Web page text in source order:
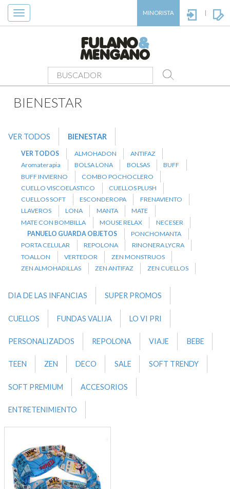
Toggle
navigation
MINORISTA
BIENESTAR>PANUELO GUARDA OBJETOS
BIENESTAR
VER TODOS BIENESTAR
VER TODOS ALMOHADON
ANTIFAZ
Aromaterapia
BOLSA LONA BOLSAS
BUFF
BUFF INVIERNO
COMBO POCHOCLERO
CUELLO VISCOELASTICO
CUELLOS PLUSH
CUELLOS SOFT
ESCONDEROPA
FRENAVIENTO
LLAVEROS
LONA MANTA
MATE
MATE CON BOMBILLA
MOUSE RELAX
NECESER
PANUELO GUARDA OBJETOS
PONCHOMANTA
PORTA CELULAR
REPOLONA
RINONERA LYCRA
TOALLON
VERTEDOR
ZEN MONSTRUOS
ZEN ALMOHADILLAS
ZEN ANTIFAZ ZEN CUELLOS
DIA DE LAS INFANCIAS SUPER PROMOS
CUELLOS FUNDAS VALIJA LO VI PRI
PERSONALIZADOS REPOLONA VIAJE BEBE
TEEN ZEN DECO SALE SOFT TRENDY
SOFT PREMIUM ACCESORIOS
ENTRETENIMIENTO